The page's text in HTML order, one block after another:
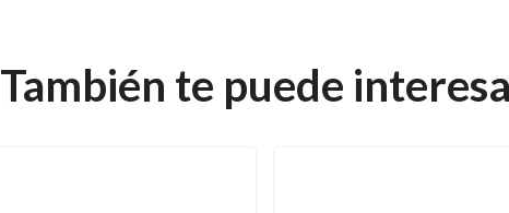
También te puede